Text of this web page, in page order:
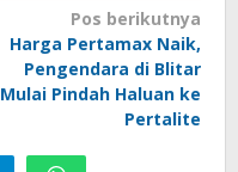
Pos berikutnya
Harga Pertamax Naik,
Pengendara di Blitar
Mulai Pindah Haluan ke
Pertalite